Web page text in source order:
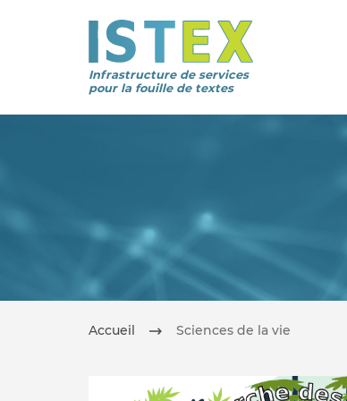
Infrastructure de services
pour la fouille de textes
Accueil Sciences de la vie